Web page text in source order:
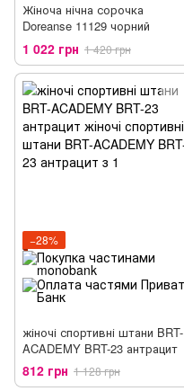
Жіноча нічна сорочка
Doreanse 11129 чорний
1 022 грн 1 420 грн
−28%
жіночі спортивні штани BRT-
ACADEMY BRT-23 антрацит
812 грн 1 128 грн